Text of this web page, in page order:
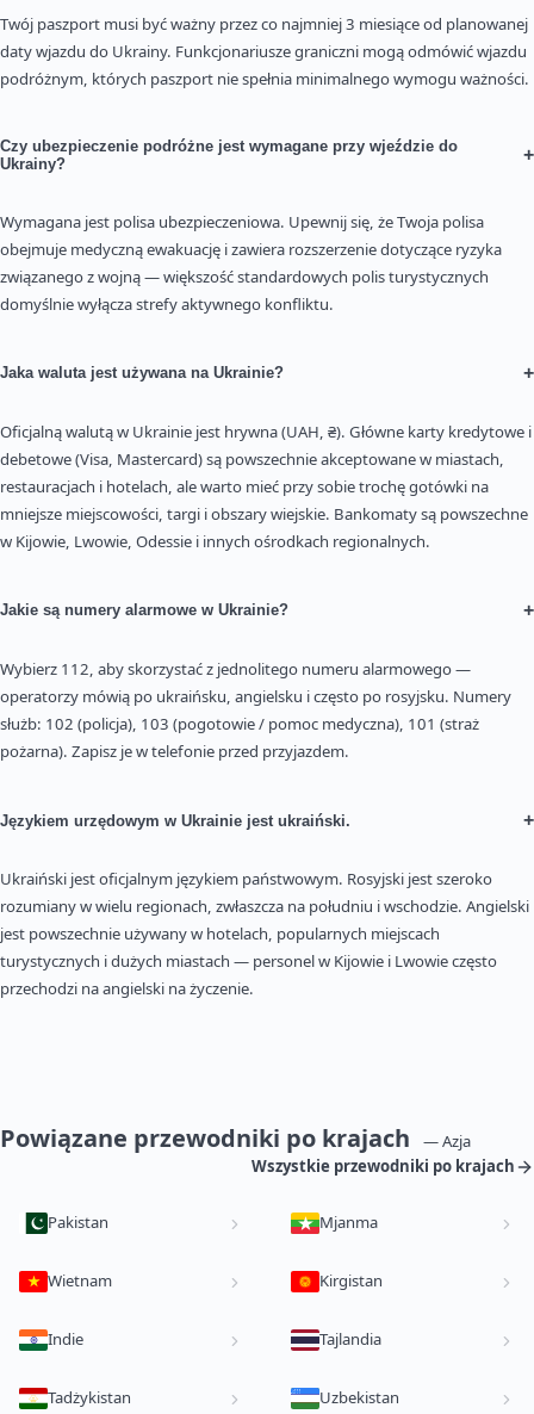
Twój paszport musi być ważny przez co najmniej 3 miesiące od planowanej
daty wjazdu do Ukrainy. Funkcjonariusze graniczni mogą odmówić wjazdu
podróżnym, których paszport nie spełnia minimalnego wymogu ważności.
Czy ubezpieczenie podróżne jest wymagane przy wjeździe do
Ukrainy?
+
Wymagana jest polisa ubezpieczeniowa. Upewnij się, że Twoja polisa
obejmuje medyczną ewakuację i zawiera rozszerzenie dotyczące ryzyka
związanego z wojną — większość standardowych polis turystycznych
domyślnie wyłącza strefy aktywnego konfliktu.
Jaka waluta jest używana na Ukrainie? +
Oficjalną walutą w Ukrainie jest hrywna (UAH, ₴). Główne karty kredytowe i
debetowe (Visa, Mastercard) są powszechnie akceptowane w miastach,
restauracjach i hotelach, ale warto mieć przy sobie trochę gotówki na
mniejsze miejscowości, targi i obszary wiejskie. Bankomaty są powszechne
w Kijowie, Lwowie, Odessie i innych ośrodkach regionalnych.
Jakie są numery alarmowe w Ukrainie? +
Wybierz 112, aby skorzystać z jednolitego numeru alarmowego —
operatorzy mówią po ukraińsku, angielsku i często po rosyjsku. Numery
służb: 102 (policja), 103 (pogotowie / pomoc medyczna), 101 (straż
pożarna). Zapisz je w telefonie przed przyjazdem.
Językiem urzędowym w Ukrainie jest ukraiński. +
Ukraiński jest oficjalnym językiem państwowym. Rosyjski jest szeroko
rozumiany w wielu regionach, zwłaszcza na południu i wschodzie. Angielski
jest powszechnie używany w hotelach, popularnych miejscach
turystycznych i dużych miastach — personel w Kijowie i Lwowie często
przechodzi na angielski na życzenie.
Powiązane przewodniki po krajach
— Azja
Wszystkie przewodniki po krajach
Pakistan Mjanma
Wietnam Kirgistan
Indie Tajlandia
Tadżykistan Uzbekistan